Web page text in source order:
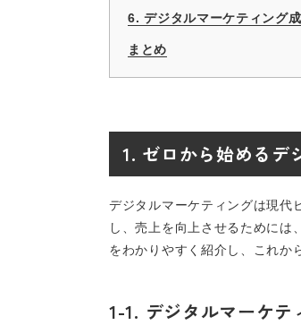
6. デジタルマーケティング
まとめ
1. ゼロから始めるデ
デジタルマーケティングは現代
し、売上を向上させるためには
をわかりやすく紹介し、これか
1-1. デジタルマーケテ